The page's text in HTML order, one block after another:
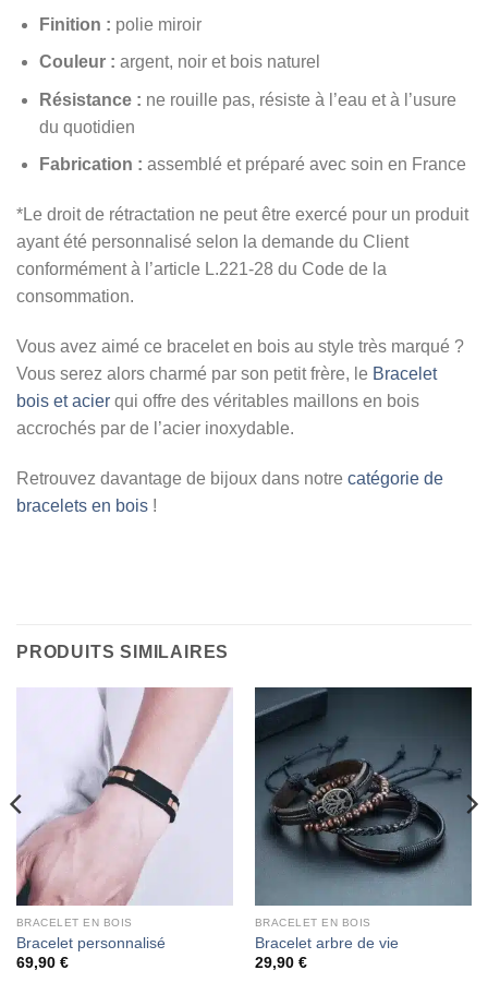
Finition : polie miroir
Couleur : argent, noir et bois naturel
Résistance : ne rouille pas, résiste à l’eau et à l’usure
du quotidien
Fabrication : assemblé et préparé avec soin en France
*Le droit de rétractation ne peut être exercé pour un produit
ayant été personnalisé selon la demande du Client
conformément à l’article L.221-28 du Code de la
consommation.
Vous avez aimé ce bracelet en bois au style très marqué ?
Vous serez alors charmé par son petit frère, le Bracelet
bois et acier qui offre des véritables maillons en bois
accrochés par de l’acier inoxydable.
Retrouvez davantage de bijoux dans notre catégorie de
bracelets en bois !
PRODUITS SIMILAIRES
BRACELET EN BOIS
Bracelet personnalisé
69,90 €
BRACELET EN BOIS
Bracelet arbre de vie
29,90 €